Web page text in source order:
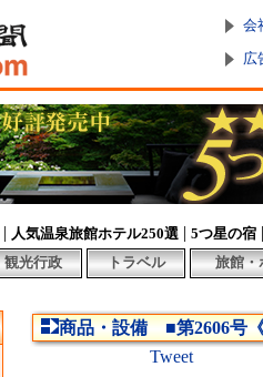
会
広
| 人気温泉旅館ホテル250選 | 5つ星の宿
観光行政 トラベル 旅館・
商品・設備 ■第2606号
Tweet